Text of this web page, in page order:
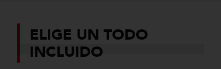
ELIGE UN TODO
INCLUIDO